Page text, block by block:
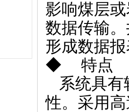
影响煤层
数据传输
形成数据
◆ 特点
系统具
性。采用